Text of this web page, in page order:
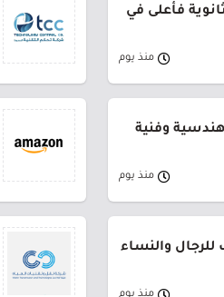
فأعلى في
منذ يوم
وفنية
منذ يوم
والنساء